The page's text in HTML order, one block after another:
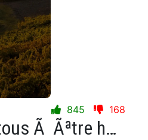
845 168
La vie, c'est la minute oÃ¹ nous cherchons tous Ã Ãªtre heureux.